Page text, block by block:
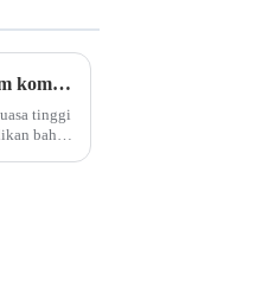
Apakah aliran kerja penghala pemotong sarang lebah aluminium komposit?
tinggi
bahan